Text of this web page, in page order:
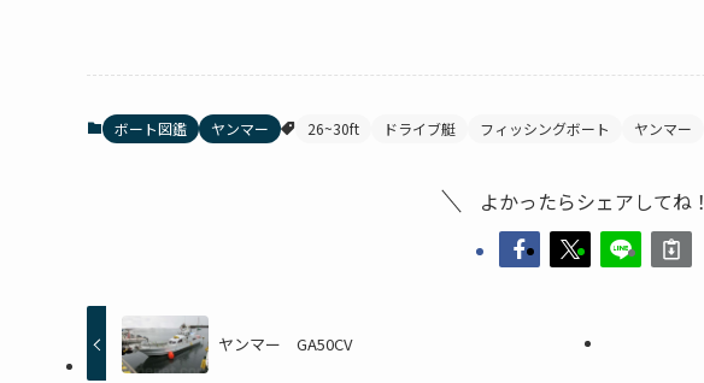
ボート図鑑 ヤンマー 26~30ft ドライブ艇 フィッシングボート ヤンマー
よかったらシェアしてね！
ヤンマー GA50CV